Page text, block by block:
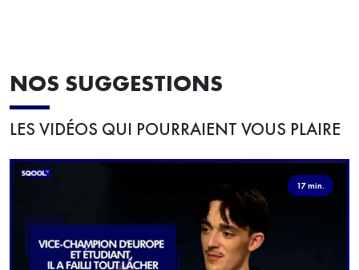
NOS SUGGESTIONS
LES VIDÉOS QUI POURRAIENT VOUS PLAIRE
17 min.